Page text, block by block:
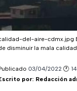
del-aire-cdmx.jpg
disminuir la mala
03/04/2022 🕐
por: Redacción